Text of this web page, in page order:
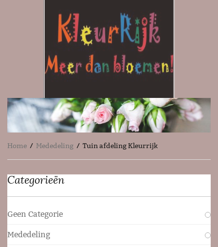
Home / Mededeling / Tuin afdeling Kleurrijk
Categorieën
Geen Categorie
Mededeling